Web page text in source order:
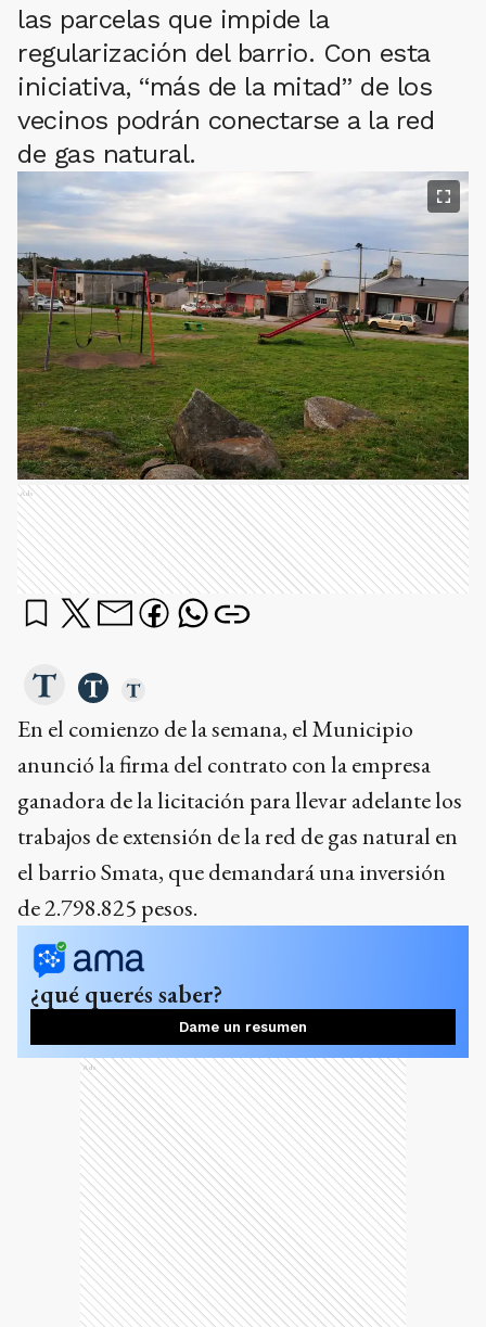
las parcelas que impide la
regularización del barrio. Con esta
iniciativa, “más de la mitad” de los
vecinos podrán conectarse a la red
de gas natural.
Ads
En el comienzo de la semana, el Municipio
anunció la firma del contrato con la empresa
ganadora de la licitación para llevar adelante los
trabajos de extensión de la red de gas natural en
el barrio Smata, que demandará una inversión
de 2.798.825 pesos.
¿qué querés saber?
Dame un resumen
Ads